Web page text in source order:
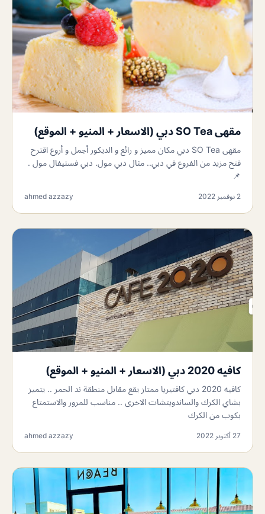
مقهى SO Tea دبي (الاسعار + المنيو + الموقع)
مقهى SO Tea دبي مكان مميز و رائع و الديكور أجمل و أروع اقترح
فتح مزيد من الفروع في دبي.. مثال دبي مول. دبي فستيفال مول .
📌
2 نوفمبر 2022 ahmed azzazy
كافيه 2020 دبي (الاسعار + المنيو + الموقع)
كافيه 2020 دبي كافتيريا ممتاز يقع مقابل منطقة ند الحمر .. يتميز
بشاي الكرك والساندويتشات الاخرى .. مناسب للمرور والاستمتاع
بكوب من الكرك
27 أكتوبر 2022 ahmed azzazy